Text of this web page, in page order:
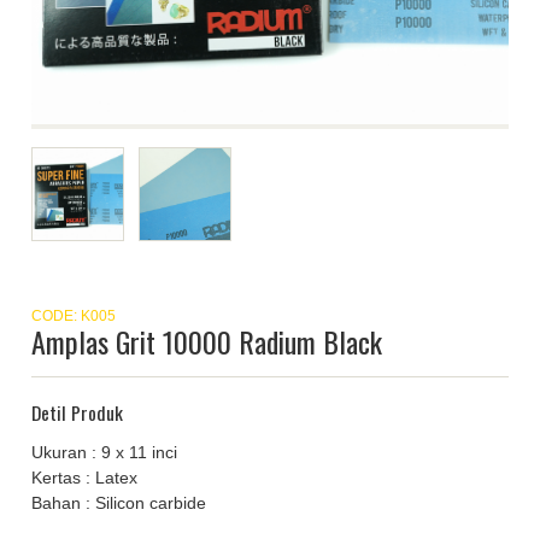
CODE: K005
Amplas Grit 10000 Radium Black
Detil Produk
Ukuran : 9 x 11 inci
Kertas : Latex
Bahan : Silicon carbide